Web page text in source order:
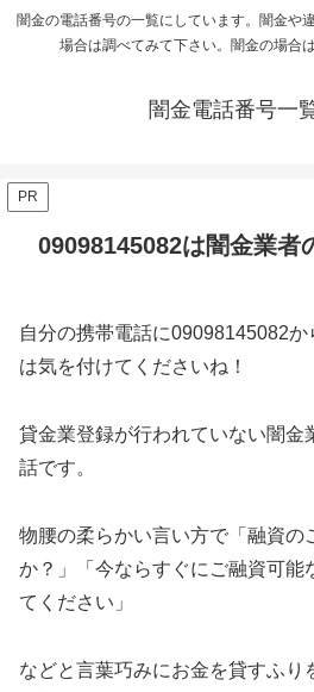
闇金の電話番号の一覧にしています。闇金や
場合は調べてみて下さい。闇金の場合
闇金電話番号一
PR
09098145082は闇金業者
自分の携帯電話に09098145082
は気を付けてくださいね！
貸金業登録が行われていない闇金
話です。
物腰の柔らかい言い方で「融資の
か？」「今ならすぐにご融資可能
てください」
などと言葉巧みにお金を貸すふり